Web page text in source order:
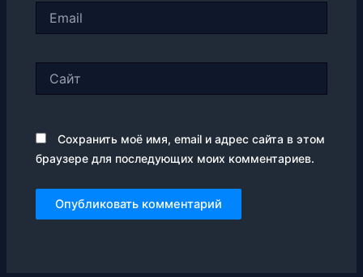
Сохранить моё имя, email и адрес сайта в этом
браузере для последующих моих комментариев.